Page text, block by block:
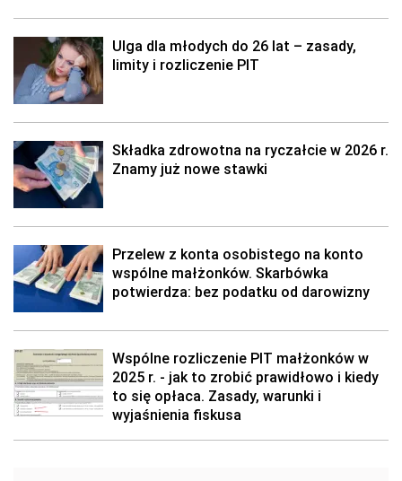
Ulga dla młodych do 26 lat – zasady,
limity i rozliczenie PIT
Składka zdrowotna na ryczałcie w 2026 r.
Znamy już nowe stawki
Przelew z konta osobistego na konto
wspólne małżonków. Skarbówka
potwierdza: bez podatku od darowizny
Wspólne rozliczenie PIT małżonków w
2025 r. - jak to zrobić prawidłowo i kiedy
to się opłaca. Zasady, warunki i
wyjaśnienia fiskusa